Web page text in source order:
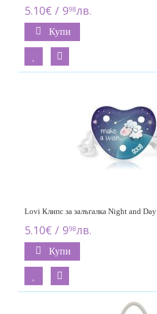
5.10€ / 998лв.
Купи
Lovi Клипс за залъгалка Night and Day
5.10€ / 998лв.
Купи